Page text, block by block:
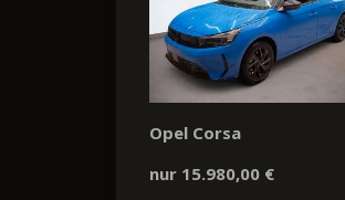
Opel Corsa
nur 15.980,00 €